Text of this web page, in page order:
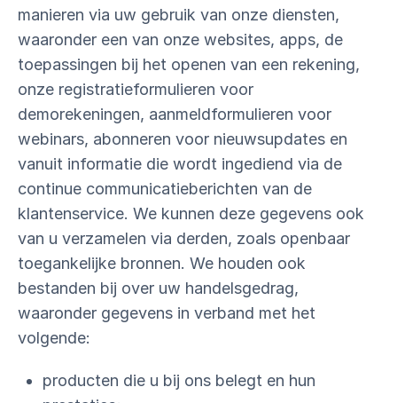
manieren via uw gebruik van onze diensten,
waaronder een van onze websites, apps, de
toepassingen bij het openen van een rekening,
onze registratieformulieren voor
demorekeningen, aanmeldformulieren voor
webinars, abonneren voor nieuwsupdates en
vanuit informatie die wordt ingediend via de
continue communicatieberichten van de
klantenservice. We kunnen deze gegevens ook
van u verzamelen via derden, zoals openbaar
toegankelijke bronnen. We houden ook
bestanden bij over uw handelsgedrag,
waaronder gegevens in verband met het
volgende:
producten die u bij ons belegt en hun